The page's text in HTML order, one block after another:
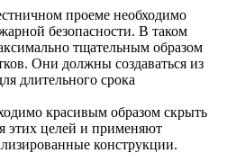
проеме необходимо
безопасности. В таком
тщательным образом
Они должны создаваться из
длительного срока
красивым образом скрыть
этих целей и применяют
конструкции.